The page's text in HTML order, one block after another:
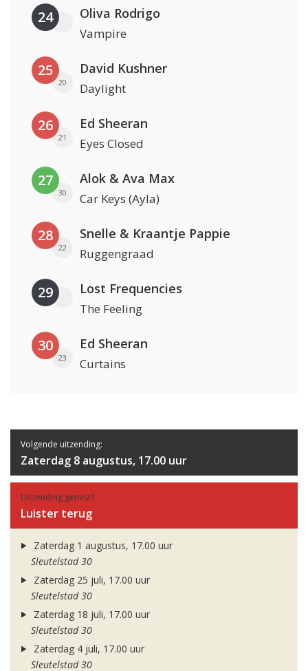
24 Oliva Rodrigo
Vampire
25
20
David Kushner
Daylight
26
21
Ed Sheeran
Eyes Closed
27
30
Alok & Ava Max
Car Keys (Ayla)
28
22
Snelle & Kraantje Pappie
Ruggengraad
29 Lost Frequencies
The Feeling
30
23
Ed Sheeran
Curtains
Volgende uitzending:
Zaterdag 8 augustus, 17.00 uur
Uitzending gemist?
Luister terug
Zaterdag 1 augustus, 17.00 uur
Sleutelstad 30
Zaterdag 25 juli, 17.00 uur
Sleutelstad 30
Zaterdag 18 juli, 17.00 uur
Sleutelstad 30
Zaterdag 4 juli, 17.00 uur
Sleutelstad 30